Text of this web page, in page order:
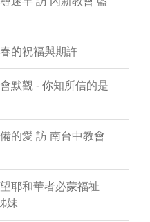
的祝福與期許
默觀 - 你知所信的是
的愛 訪 南台中教會
耶和華者必蒙福祉
妹